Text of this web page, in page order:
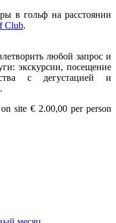
в гольф на расстоянии
Club.
любой запрос и
экскурсии, посещение
с дегустацией и
site € 2.00,00 per person